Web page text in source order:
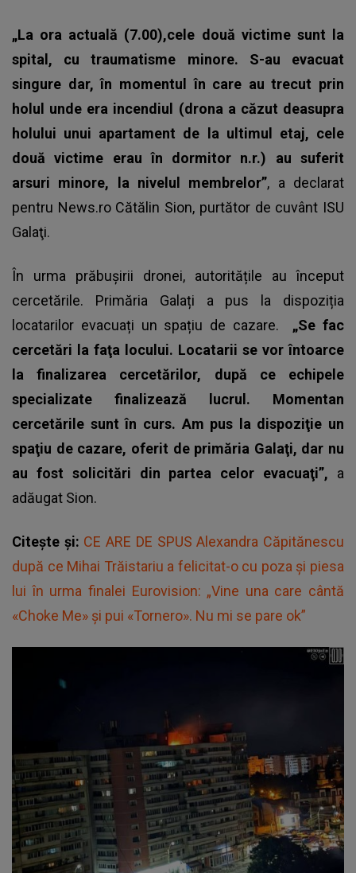
„La ora actuală (7.00),cele două victime sunt la
spital, cu traumatisme minore. S-au evacuat
singure dar, în momentul în care au trecut prin
holul unde era incendiul (drona a căzut deasupra
holului unui apartament de la ultimul etaj, cele
două victime erau în dormitor n.r.) au suferit
arsuri minore, la nivelul membrelor”, a declarat
pentru News.ro Cătălin Sion, purtător de cuvânt ISU
Galaţi.
În urma prăbușirii dronei, autoritățile au început
cercetările. Primăria Galați a pus la dispoziția
locatarilor evacuați un spațiu de cazare. „Se fac
cercetări la faţa locului. Locatarii se vor întoarce
la finalizarea cercetărilor, după ce echipele
specializate finalizează lucrul. Momentan
cercetările sunt în curs. Am pus la dispoziţie un
spaţiu de cazare, oferit de primăria Galaţi, dar nu
au fost solicitări din partea celor evacuaţi”, a
adăugat Sion.
Citește și: CE ARE DE SPUS Alexandra Căpitănescu
după ce Mihai Trăistariu a felicitat-o cu poza și piesa
lui în urma finalei Eurovision: „Vine una care cântă
«Choke Me» și pui «Tornero». Nu mi se pare ok”